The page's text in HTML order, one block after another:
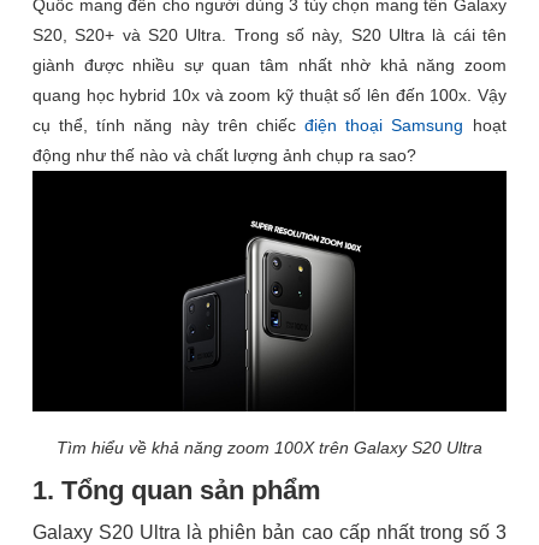
Quốc mang đến cho người dùng 3 tùy chọn mang tên Galaxy
S20, S20+ và S20 Ultra. Trong số này, S20 Ultra là cái tên
giành được nhiều sự quan tâm nhất nhờ khả năng zoom
quang học hybrid 10x và zoom kỹ thuật số lên đến 100x. Vậy
cụ thể, tính năng này trên chiếc điện thoại Samsung hoạt
động như thế nào và chất lượng ảnh chụp ra sao?
Tìm hiểu về khả năng zoom 100X trên Galaxy S20 Ultra
1. Tổng quan sản phẩm
Galaxy S20 Ultra là phiên bản cao cấp nhất trong số 3